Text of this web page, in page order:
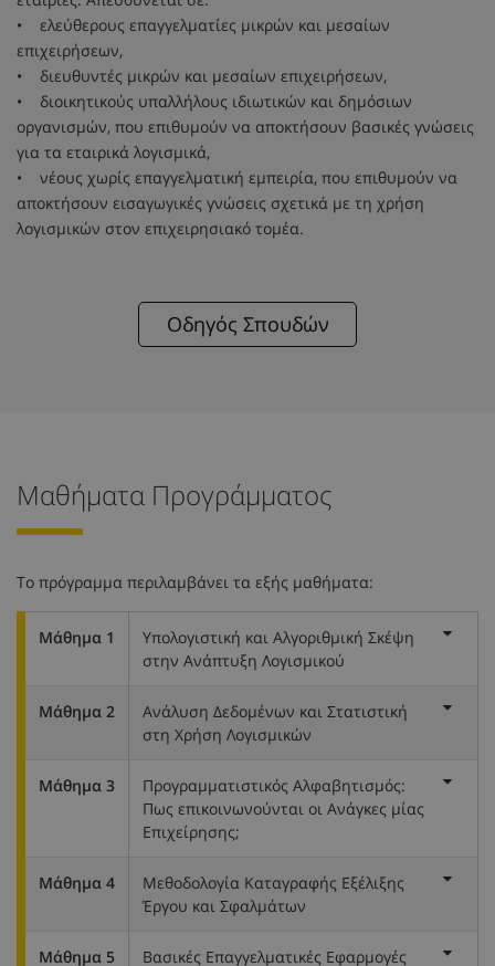
• ελεύθερους επαγγελματίες μικρών και μεσαίων
επιχειρήσεων,
• διευθυντές μικρών και μεσαίων επιχειρήσεων,
• διοικητικούς υπαλλήλους ιδιωτικών και δημόσιων
οργανισμών, που επιθυμούν να αποκτήσουν βασικές γνώσεις
για τα εταιρικά λογισμικά,
• νέους χωρίς επαγγελματική εμπειρία, που επιθυμούν να
αποκτήσουν εισαγωγικές γνώσεις σχετικά με τη χρήση
λογισμικών στον επιχειρησιακό τομέα.
Οδηγός Σπουδών
Μαθήματα Προγράμματος
Το πρόγραμμα περιλαμβάνει τα εξής μαθήματα:
Μάθημα 1
Υπολογιστική και Αλγοριθμική Σκέψη
στην Ανάπτυξη Λογισμικού
Μάθημα 2
Ανάλυση Δεδομένων και Στατιστική
στη Χρήση Λογισμικών
Μάθημα 3
Προγραμματιστικός Αλφαβητισμός:
Πως επικοινωνούνται οι Ανάγκες μίας
Επιχείρησης;
Μάθημα 4
Μεθοδολογία Καταγραφής Εξέλιξης
Έργου και Σφαλμάτων
Μάθημα 5 Βασικές Επαγγελματικές Εφαρμογές